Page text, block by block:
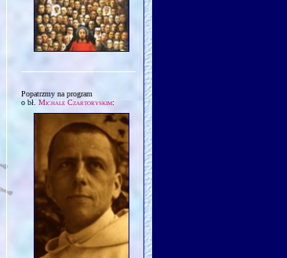
Popatrzmy na program
o bł. Michale Czartoryskim: